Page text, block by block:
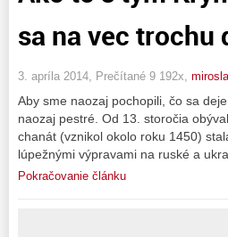
sa na vec trochu
3. apríla 2014, Prečítané 9 192x,
Aby sme naozaj pochopili, čo sa
naozaj pestré. Od 13. storočia
chanát (vznikol okolo roku 1450)
lúpežnými výpravami na ruské a
Pokračovanie článku